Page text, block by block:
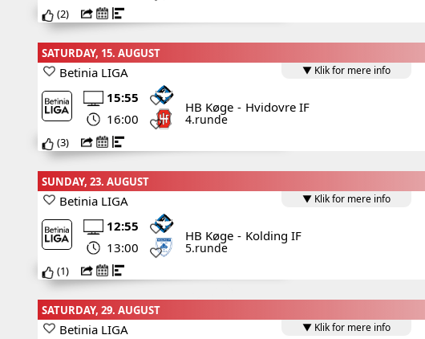
(2)
SATURDAY, 15. AUGUST
▼ Klik for mere info
Betinia LIGA
15:55
16:00
HB Køge - Hvidovre IF
4.runde
(3)
SUNDAY, 23. AUGUST
▼ Klik for mere info
Betinia LIGA
12:55
13:00
HB Køge - Kolding IF
5.runde
(1)
SATURDAY, 29. AUGUST
▼ Klik for mere info
Betinia LIGA